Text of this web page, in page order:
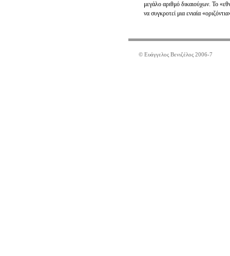
μεγάλο αριθμό δικαιούχων. Το
να συγκροτεί μια ενιαία
© Ευάγγελος Βενιζέλος 2006-7